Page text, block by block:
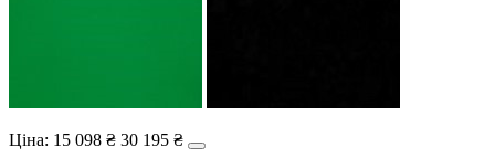
Ціна: 15 098 ₴ 30 195 ₴